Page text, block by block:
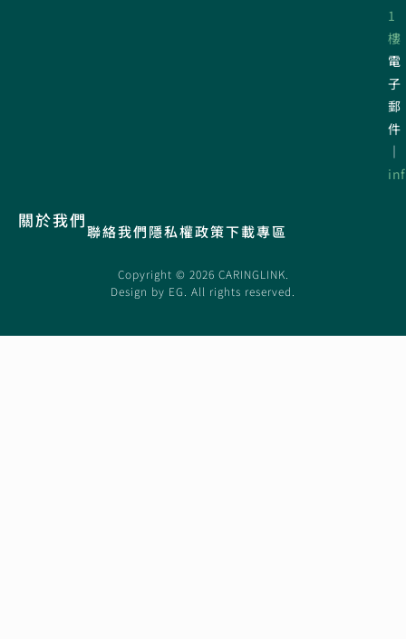
1
樓
電
子
郵
件
｜
關於我們
聯絡我們隱私權政策下載專區
Copyright © 2026 CARINGLINK.
Design by EG . All rights reserved.